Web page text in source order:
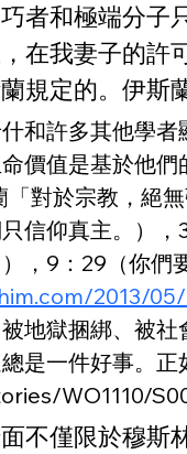
者和極端分子
在我妻子的許
規定的。伊斯
和許多其他學
價值是基於他
對於宗教，絕
信仰真主。）
，9：29（你們
2013/
地獄捆綁、被
是一件好事。
WO1110/
不僅限於穆斯